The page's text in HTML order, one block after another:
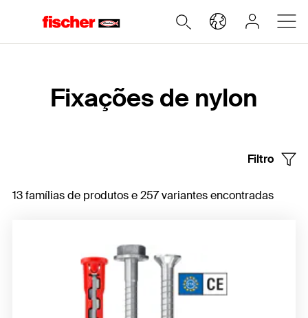
Fixações de nylon
Filtro
13 famílias de produtos e 257 variantes encontradas